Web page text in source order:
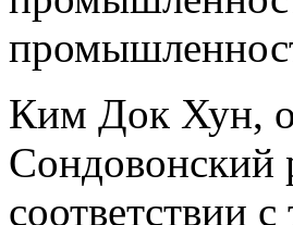
Ким Док Хун,
Сондовонский
соответствии